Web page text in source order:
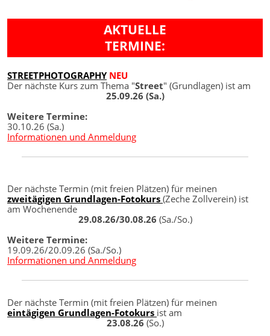
AKTUELLE
TERMINE:
STREETPHOTOGRAPHY NEU
Der nächste Kurs zum Thema "Street" (Grundlagen) ist am
25.09.26 (Sa.)
Weitere Termine:
30.10.26 (Sa.)
Informationen und Anmeldung
Der nächste Termin (mit freien Plätzen) für meinen
zweitägigen Grundlagen-Fotokurs (Zeche Zollverein) ist
am Wochenende
29.08.26/30.08.26 (Sa./So.)
Weitere Termine:
19.09.26/20.09.26 (Sa./So.)
Informationen und Anmeldung
Der nächste Termin (mit freien Plätzen) für meinen
eintägigen Grundlagen-Fotokurs ist am
23.08.26 (So.)